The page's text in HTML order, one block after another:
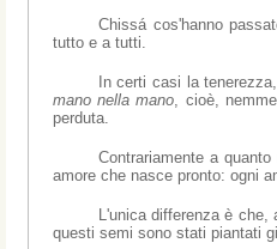
Chissá cos'hanno
tutto e a tutti.
In certi casi la
mano nella mano, cioè,
perduta.
Contrariamente a
amore che nasce pronto: ogni
L'unica differenza è
questi semi sono stati piantati